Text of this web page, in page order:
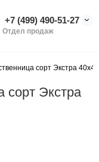
+7 (499) 490-51-27
Отдел продаж
сорт Экстра 40х45
сорт Экстра